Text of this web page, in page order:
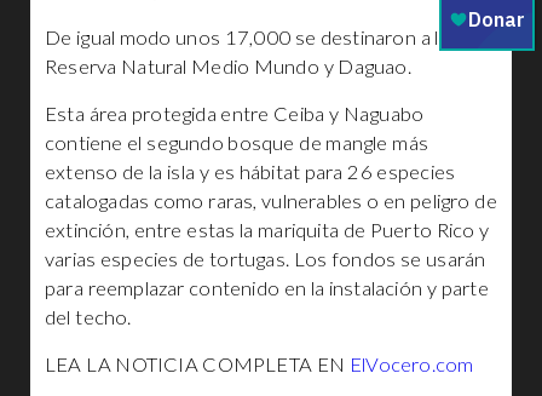
De igual modo unos 17,000 se destinaron a la
Reserva Natural Medio Mundo y Daguao.
Esta área protegida entre Ceiba y Naguabo
contiene el segundo bosque de mangle más
extenso de la isla y es hábitat para 26 especies
catalogadas como raras, vulnerables o en peligro de
extinción, entre estas la mariquita de Puerto Rico y
varias especies de tortugas. Los fondos se usarán
para reemplazar contenido en la instalación y parte
del techo.
LEA LA NOTICIA COMPLETA EN ElVocero.com